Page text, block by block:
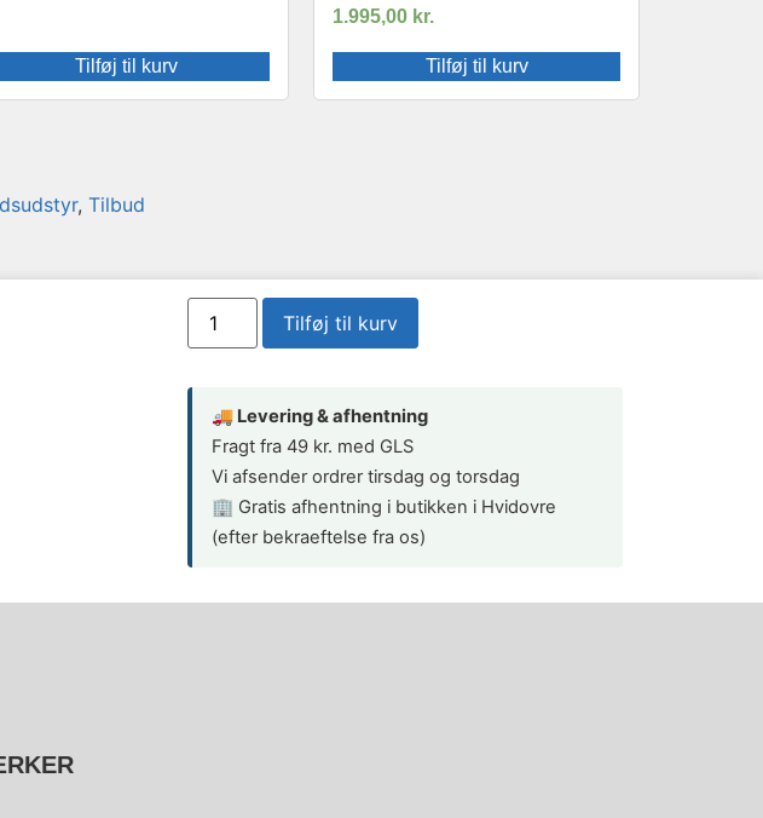
Tilføj til kurv
1.995,00 kr.
Tilføj til kurv
, Tilbud
Tilføj til kurv
🚚 Levering & afhentning
Fragt fra 49 kr. med GLS
Vi afsender ordrer tirsdag og torsdag
🏢 Gratis afhentning i butikken i Hvidovre
(efter bekraeftelse fra os)